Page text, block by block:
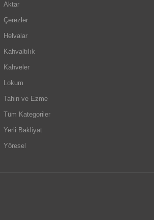
Aktar
Çerezler
Helvalar
Kahvaltılık
Kahveler
Lokum
Tahin ve Ezme
Tüm Kategoriler
Yerli Bakliyat
Yöresel